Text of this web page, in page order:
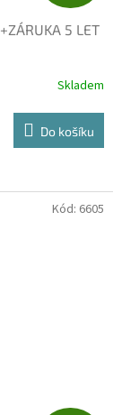
A
R
M
A
+ZÁRUKA 5 LET
Skladem
Do košíku
Kód: 6605